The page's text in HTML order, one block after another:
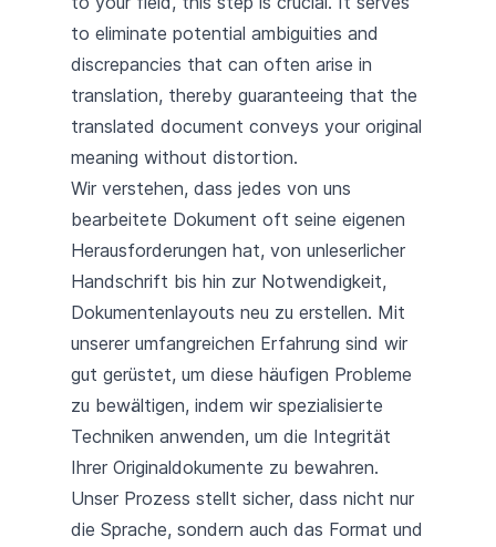
to eliminate potential ambiguities and
discrepancies that can often arise in
translation, thereby guaranteeing that the
translated document conveys your original
meaning without distortion.
Wir verstehen, dass jedes von uns
bearbeitete Dokument oft seine eigenen
Herausforderungen hat, von unleserlicher
Handschrift bis hin zur Notwendigkeit,
Dokumentenlayouts neu zu erstellen. Mit
unserer umfangreichen Erfahrung sind wir
gut gerüstet, um diese häufigen Probleme
zu bewältigen, indem wir spezialisierte
Techniken anwenden, um die Integrität
Ihrer Originaldokumente zu bewahren.
Unser Prozess stellt sicher, dass nicht nur
die Sprache, sondern auch das Format und